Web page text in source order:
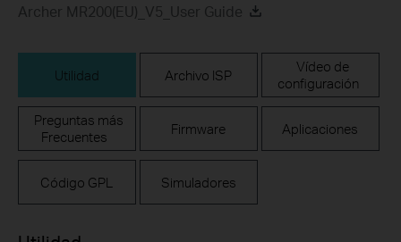
Archer MR200(EU)_V5_User Guide
Utilidad Archivo ISP
Vídeo de
configuración
Preguntas más
Frecuentes
Firmware Aplicaciones
Código GPL Simuladores